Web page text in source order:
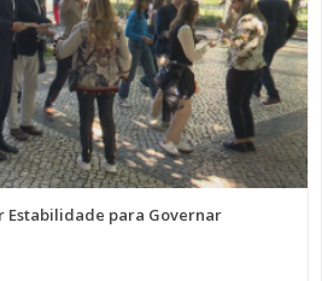
Estabilidade para Governar